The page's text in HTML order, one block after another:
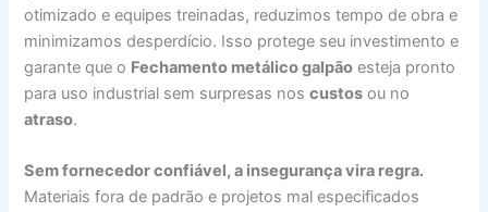
otimizado e equipes treinadas, reduzimos tempo de obra e
minimizamos desperdício. Isso protege seu investimento e
garante que o Fechamento metálico galpão esteja pronto
para uso industrial sem surpresas noscustos ou no
atraso.
Sem fornecedor confiável, a insegurança vira regra.
Materiais fora de padrão e projetos mal especificados